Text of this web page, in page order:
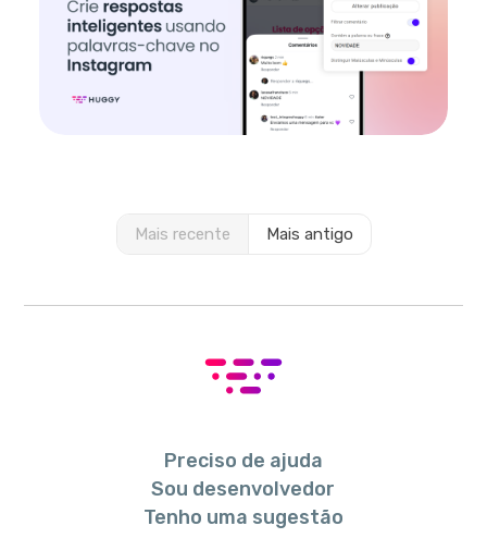
Mais recente Mais antigo
Preciso de ajuda
Sou desenvolvedor
Tenho uma sugestão